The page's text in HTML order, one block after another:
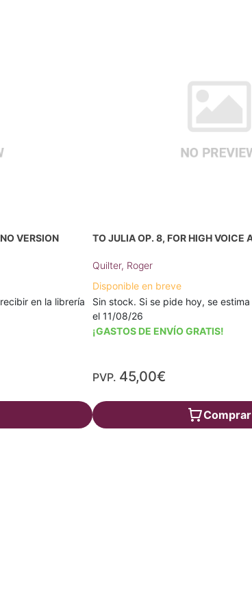
VERSION
en la librería
TO JULIA OP. 8, FOR HIGH VOICE
Quilter, Roger
Disponible en breve
Sin stock. Si se pide hoy, se
el 11/08/26
¡GASTOS DE ENVÍO GRATIS!
PVP. 45,00€
Comprar